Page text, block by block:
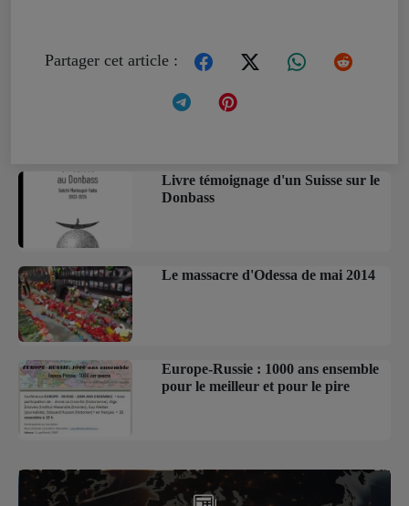
Partager cet article :
Livre témoignage d'un Suisse sur le
Donbass
Le massacre d'Odessa de mai 2014
Europe-Russie : 1000 ans ensemble
pour le meilleur et pour le pire